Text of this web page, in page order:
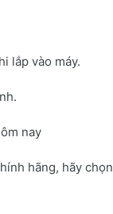
lắp vào máy.
nay
hãng, hãy chọn